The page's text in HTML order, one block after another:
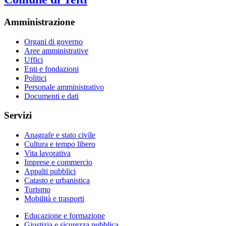
Amministrazione
Organi di governo
Aree amministrative
Uffici
Enti e fondazioni
Politici
Personale amministrativo
Documenti e dati
Servizi
Anagrafe e stato civile
Cultura e tempo libero
Vita lavorativa
Imprese e commercio
Appalti pubblici
Catasto e urbanistica
Turismo
Mobilità e trasporti
Educazione e formazione